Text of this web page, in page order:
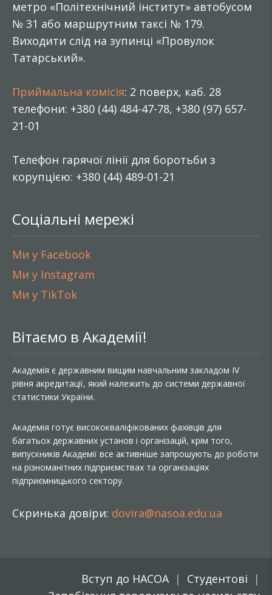
метро «Політехнічний інститут» автобусом
№ 31 або маршрутним таксі № 179.
Виходити слід на зупинці «Провулок
Татарський».
Приймальна комісія: 2 поверх, каб. 28
телефони: +380 (44) 484-47-78, +380 (97) 657-
21-01
Телефон гарячої лінії для боротьби з
корупцією: +380 (44) 489-01-21
Соціальні мережі
Ми у Facebook
Ми у Instagram
Ми у TikTok
Вітаємо в Академії!
Академія є державним вищим навчальним закладом IV
рівня акредитації, який належить до системи державної
статистики України.
Академія готує висококваліфікованих фахівців для
багатьох державних установ і організацій, крім того,
випускників Академії все активніше запрошують до роботи
на різноманітних підприємствах та організаціях
підприємницького сектору.
Скринька довіри: dovira@nasoa.edu.ua
Вступ до НАСОА
Студентові